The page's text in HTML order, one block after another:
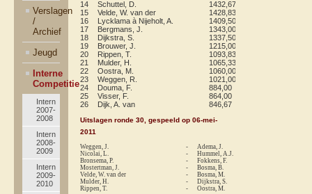
Verslagen
/
Archief
Jeugd
Interne
Competitie
Intern
2007-
2008
Intern
2008-
2009
Intern
2009-
2010
14
Schuttel, D. 1432,67
15
Velde, W. van der 1428,83
16
Lycklama à Nijeholt, A. 1409,50
17
Bergmans, J. 1343,00
18
Dijkstra, S. 1337,50
19
Brouwer, J. 1215,00
20
Rippen, T. 1093,83
21
Mulder, H. 1065,33
22
Oostra, M. 1060,00
23
Weggen, R. 1021,00
24
Douma, F. 884,00
25
Visser, F. 864,00
26
Dijk, A. van 846,67
Uitslagen ronde 30, gespeeld op 06-mei-
2011
Weggen, J. - Adema, J.
Nicolai, L.
- Hummel, A.J.
Bronsema, P.
- Fokkens, F.
Mostertman, J.
- Bosma, B.
Velde, W. van der
- Bosma, M.
Mulder, H.
- Dijkstra, S.
Rippen, T.
- Oostra, M.